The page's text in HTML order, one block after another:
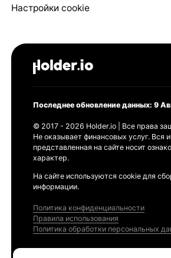
Настройки cookie
Последнее обновление данных: 9
© 2017 - 2026 Holder.io | Все права
Не оказывает финансовых услуг. Вся
представленная на сайте носит
характер.
На сайте используются cookie для
информации.
Политика конфиденциальности
Правила использования
Политика обработки персональных